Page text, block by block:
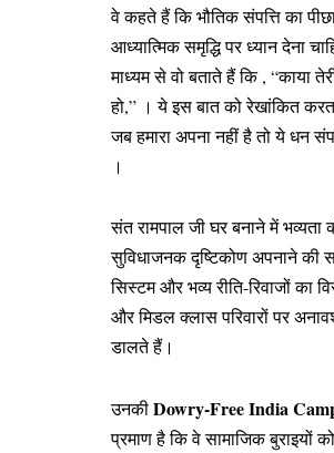
वे कहते हैं कि भौतिक संपत्ति का
आध्यात्मिक समृद्धि पर ध्यान देना
माध्यम से वो बताते हैं कि , “काया
हो,” । ये इस बात को रेखांकित
जब हमारा अपना नहीं है तो ये धन
।
संत रामपाल जी घर बनाने में
सुविधाजनक दृष्टिकोण अपनाने की
सिस्टम और भव्य रीति-रिवाजों का
और मिडल क्लास परिवारों पर
डालते हैं।
उनकीDowry-Free India
प्रमाण है कि वे सामाजिक बुराइयों